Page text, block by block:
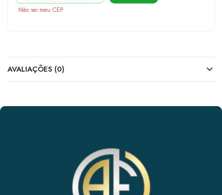
Não sei meu CEP
AVALIAÇÕES (0)